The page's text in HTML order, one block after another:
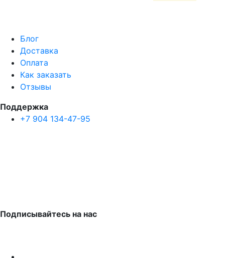
Блог
Доставка
Оплата
Как заказать
Отзывы
Поддержка
+7 904 134-47-95
Подписывайтесь на нас